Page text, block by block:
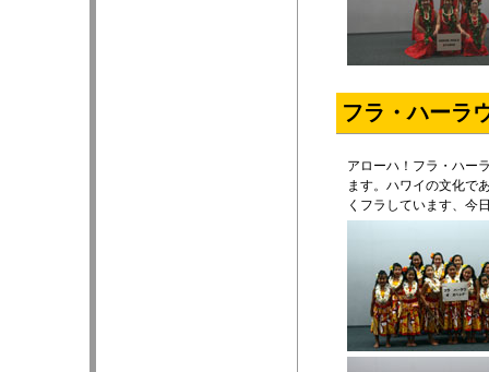
フラ・ハーラ
アローハ！フラ・ハー
ます。ハワイの文化で
くフラしています、今